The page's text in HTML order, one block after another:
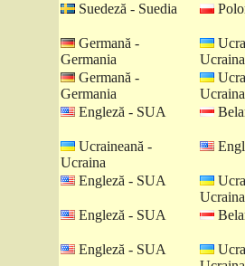
Suedeză - Suedia
Germană -
Germania
Ucraina
Germană -
Germania
Ucraina
Engleză - SUA
Ucraineană -
Ucraina
Engleză - SUA
Ucraina
Engleză - SUA
Engleză - SUA